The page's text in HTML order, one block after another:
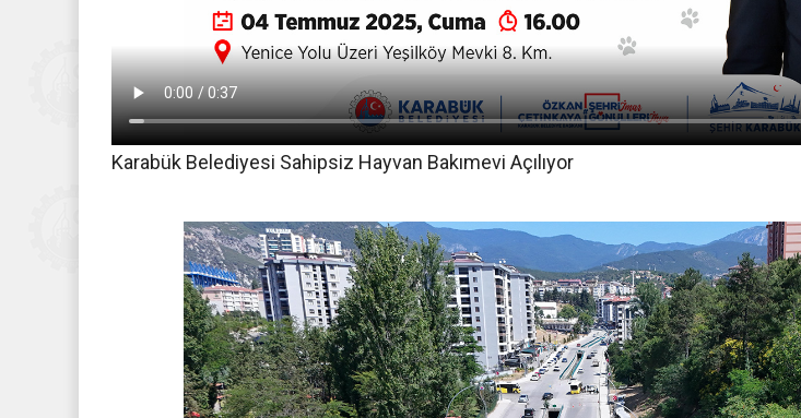
Karabük Belediyesi Sahipsiz Hayvan Bakımevi Açılıyor